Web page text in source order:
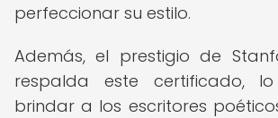
perfeccionar su estilo.
Además, el prestigio de
respalda este certificado,
brindar a los escritores